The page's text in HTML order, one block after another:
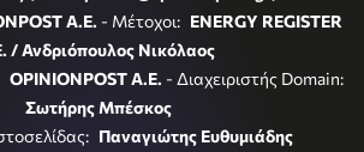
A.E. - Μέτοχοι: ENERGY REGISTER
/ Ανδριόπουλος Νικόλαος
OPINIONPOST A.E. - Διαχειριστής Domain:
Σωτήρης Μπέσκος
Παναγιώτης Ευθυμιάδης